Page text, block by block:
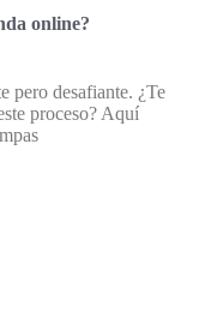
online?
pero desafiante. ¿Te
proceso? Aquí